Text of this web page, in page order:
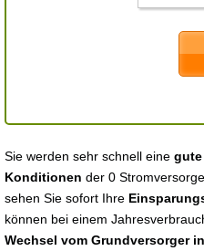
Sie werden sehr schnell eine
Konditionen der 0
sehen Sie sofort Ihre
können bei einem
Wechsel vom Grundversorger